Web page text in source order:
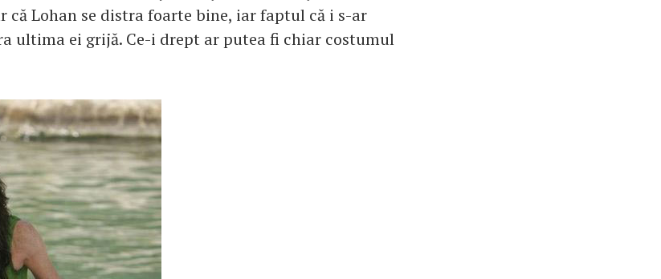
că Lohan se distra foarte bine, iar faptul că i s-ar
ultima ei grijă. Ce-i drept ar putea fi chiar costumul